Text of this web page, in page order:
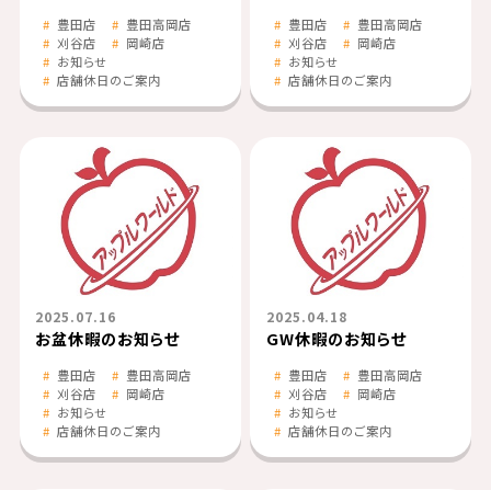
豊田店
豊田高岡店
刈谷店
岡崎店
お知らせ
店舗休日のご案内
豊田店
豊田高岡店
刈谷店
岡崎店
お知らせ
店舗休日のご案内
2025.07.16
お盆休暇のお知らせ
豊田店
豊田高岡店
刈谷店
岡崎店
お知らせ
店舗休日のご案内
2025.04.18
GW休暇のお知らせ
豊田店
豊田高岡店
刈谷店
岡崎店
お知らせ
店舗休日のご案内